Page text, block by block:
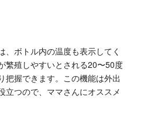
、ボトル内の温度も表示してく
繁殖しやすいとされる20〜50度
把握できます。この機能は外出
立つので、ママさんにオススメ